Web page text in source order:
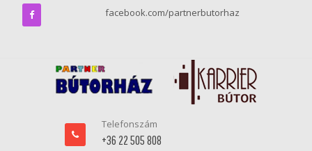
facebook.com/partnerbutorhaz
Telefonszám
+36 22 505 808